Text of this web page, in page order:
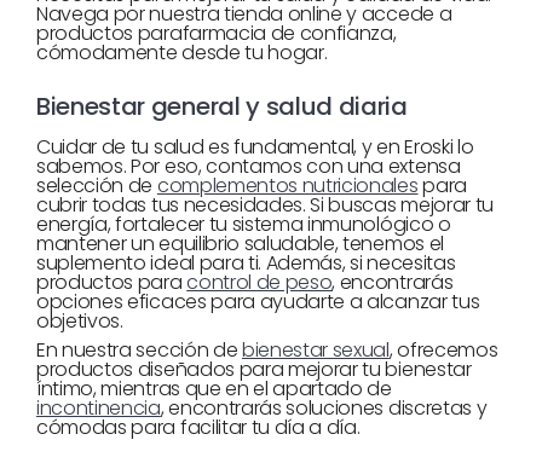
Navega por nuestra tienda online y accede a
productos parafarmacia de confianza,
cómodamente desde tu hogar.
Bienestar general y salud diaria
Cuidar de tu salud es fundamental, y en Eroski lo
sabemos. Por eso, contamos con una extensa
selección de complementos nutricionalespara
cubrir todas tus necesidades. Si buscas mejorar tu
energía, fortalecer tu sistema inmunológico o
mantener un equilibrio saludable, tenemos el
suplemento ideal para ti. Además, si necesitas
productos paracontrol de peso, encontrarás
opciones eficaces para ayudarte a alcanzar tus
objetivos.
En nuestra sección debienestar sexual, ofrecemos
productos diseñados para mejorar tu bienestar
íntimo, mientras que en el apartado de
incontinencia, encontrarás soluciones discretas y
cómodas para facilitar tu día a día.